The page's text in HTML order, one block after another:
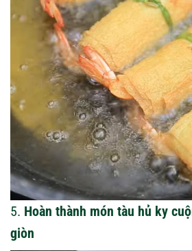
5. Hoàn thành món tàu hủ ky
giòn